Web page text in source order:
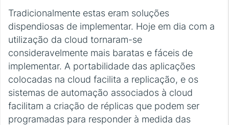
Tradicionalmente estas eram soluções
dispendiosas de implementar. Hoje em dia com a
utilização da cloud tornaram-se
consideravelmente mais baratas e fáceis de
implementar. A portabilidade das aplicações
colocadas na cloud facilita a replicação, e os
sistemas de automação associados à cloud
facilitam a criação de réplicas que podem ser
programadas para responder à medida das